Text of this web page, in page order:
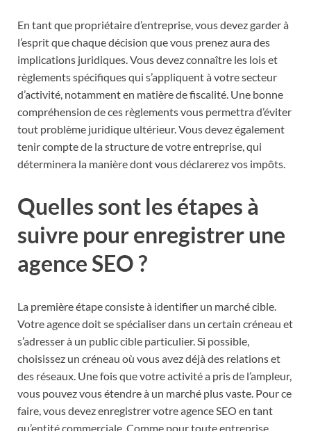
En tant que propriétaire d’entreprise, vous devez garder à
l’esprit que chaque décision que vous prenez aura des
implications juridiques. Vous devez connaître les lois et
règlements spécifiques qui s’appliquent à votre secteur
d’activité, notamment en matière de fiscalité. Une bonne
compréhension de ces règlements vous permettra d’éviter
tout problème juridique ultérieur. Vous devez également
tenir compte de la structure de votre entreprise, qui
déterminera la manière dont vous déclarerez vos impôts.
Quelles sont les étapes à
suivre pour enregistrer une
agence SEO ?
La première étape consiste à identifier un marché cible.
Votre agence doit se spécialiser dans un certain créneau et
s’adresser à un public cible particulier. Si possible,
choisissez un créneau où vous avez déjà des relations et
des réseaux. Une fois que votre activité a pris de l’ampleur,
vous pouvez vous étendre à un marché plus vaste. Pour ce
faire, vous devez enregistrer votre agence SEO en tant
qu’entité commerciale. Comme pour toute entreprise,